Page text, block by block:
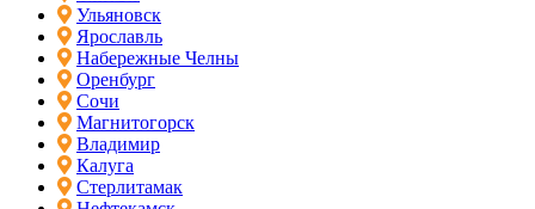
Ульяновск
Ярославль
Набережные Челны
Оренбург
Сочи
Магнитогорск
Владимир
Калуга
Стерлитамак